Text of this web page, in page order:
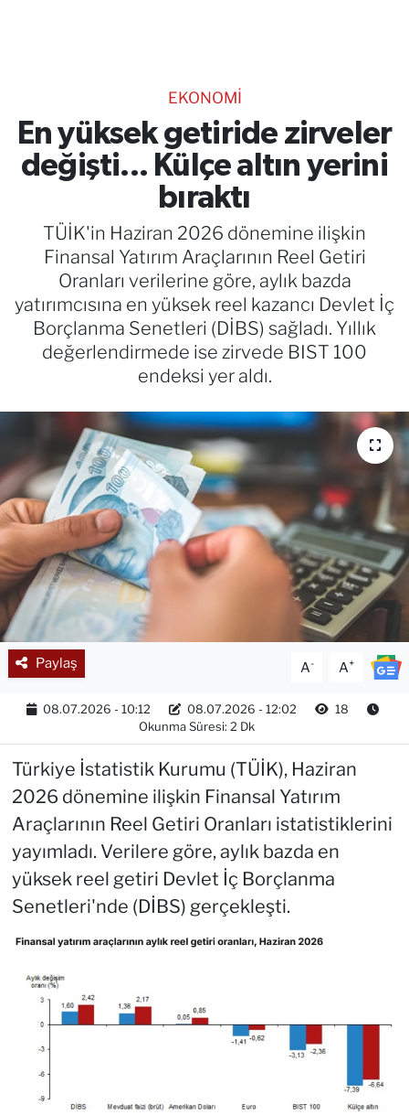
EKONOMİ
En yüksek getiride zirveler
değişti... Külçe altın yerini
bıraktı
TÜİK'in Haziran 2026 dönemine ilişkin
Finansal Yatırım Araçlarının Reel Getiri
Oranları verilerine göre, aylık bazda
yatırımcısına en yüksek reel kazancı Devlet İç
Borçlanma Senetleri (DİBS) sağladı. Yıllık
değerlendirmede ise zirvede BIST 100
endeksi yer aldı.
Paylaş A- A+
08.07.2026 - 10:12 08.07.2026 - 12:02
18
Okunma Süresi: 2 Dk
Türkiye İstatistik Kurumu (TÜİK), Haziran
2026 dönemine ilişkin Finansal Yatırım
Araçlarının Reel Getiri Oranları istatistiklerini
yayımladı. Verilere göre, aylık bazda en
yüksek reel getiri Devlet İç Borçlanma
Senetleri'nde (DİBS) gerçekleşti.
RESMİ İLANLAR
Gencsesfm Canlı Dinle